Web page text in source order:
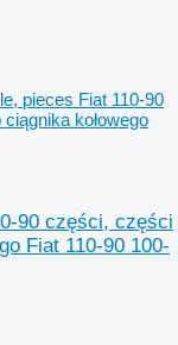
pieces Fiat 110-90
kołowego
90 części, części
Fiat 110-90 100-